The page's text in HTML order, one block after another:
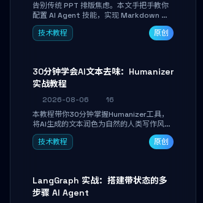
告别传统 PPT 排版焦虑。本文手把手教你
配置 AI Agent 技能，实现 Markdown 内
容自动转为带高级排版、AI 配图与 WebGL
运行时的 HTML 幻灯片。只需专注内容，
技术教程 原创
30分钟学会AI文本去味：Humanizer
实战教程
2026-08-06
16
本教程带你30分钟掌握Humanizer工具，
将AI生成的文本润色为自然的人类写作风
格。通过安装配置、实战示例和语音校准，
让你的内容告别AI痕迹，匹配个人写作习
技术教程 原创
LangGraph 实战：搭建带状态的多
步骤 AI Agent